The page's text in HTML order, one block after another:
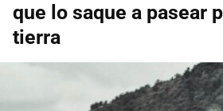
que lo saque a pasear
tierra